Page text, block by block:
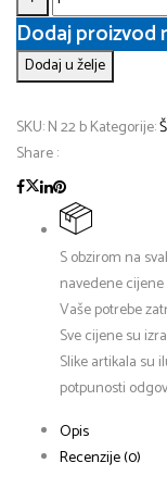
Dodaj proizvod
Dodaj u želje
SKU:N 22 bKategorije:
Share :
S obzirom na
navedene
Vaše potrebe
Sve cijene su
Slike artikala su
potpunosti
Opis
Recenzije (0)